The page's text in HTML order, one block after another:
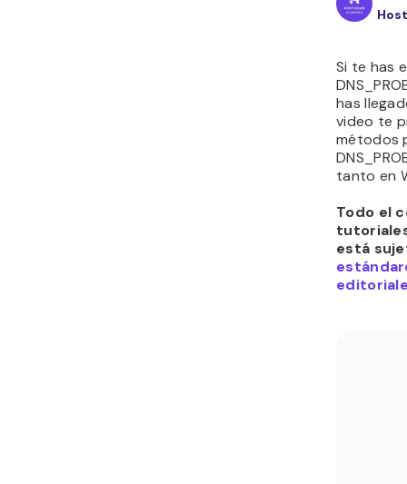
Si te has
has
video te
métodos
tanto en
Todo el
está